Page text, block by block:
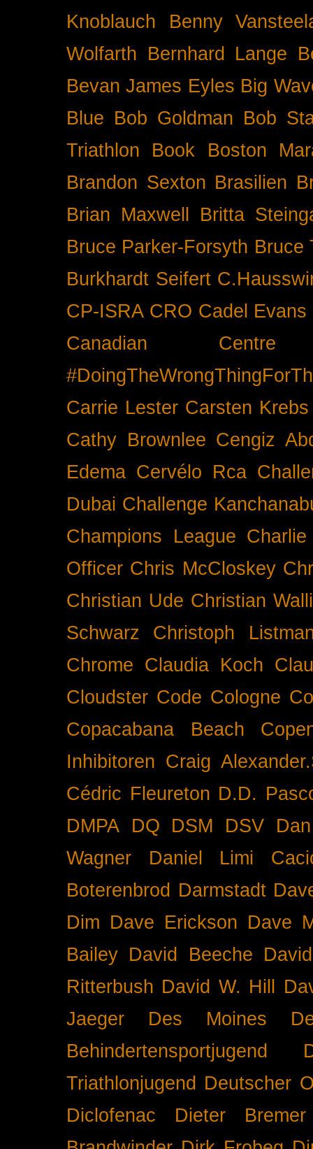
Knoblauch
Benny
Wolfarth Bernhard Lange
Bevan James Eyles Big
Blue Bob Goldman Bob
Triathlon
Book
Boston
Brandon Sexton Brasilien
Brian Maxwell
Britta
Bruce Parker-Forsyth Bruce
Burkhardt Seifert
CP-ISRA CRO Cadel Evans
Canadian
Carrie Lester Carsten Krebs
Cathy Brownlee Cengiz
Edema Cervélo Rca
Dubai Challenge
Champions League
Officer Chris McCloskey
Christian Ude Christian
Schwarz
Christoph
Chrome Claudia Koch
Cloudster Code Cologne
Copacabana Beach
Inhibitoren Craig
Cédric Fleureton D.D.
DMPA
DQ DSM DSV
Wagner
Daniel Limi
Boterenbrod Darmstadt
Dim Dave Erickson Dave
Bailey David Beeche
Ritterbush David W. Hill
Jaeger
Des Moines
Behindertensportjugend
Triathlonjugend Deutscher
Diclofenac
Dieter Bremer